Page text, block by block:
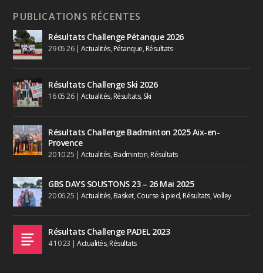
PUBLICATIONS RÉCENTES
Résultats Challenge Pétanque 2026
29 05 26| Actualités, Pétanque, Résultats
Résultats Challenge Ski 2026
16 05 26| Actualités, Résultats, Ski
Résultats Challenge Badminton 2025 Aix-en-
Provence
20 10 25 | Actualités, Badminton, Résultats
GBS DAYS SOUSTONS 23 – 26 Mai 2025
20 06 25 | Actualités, Basket, Course à pied, Résultats,Volley
Résultats Challenge PADEL 2023
4 10 23 |Actualités, Résultats